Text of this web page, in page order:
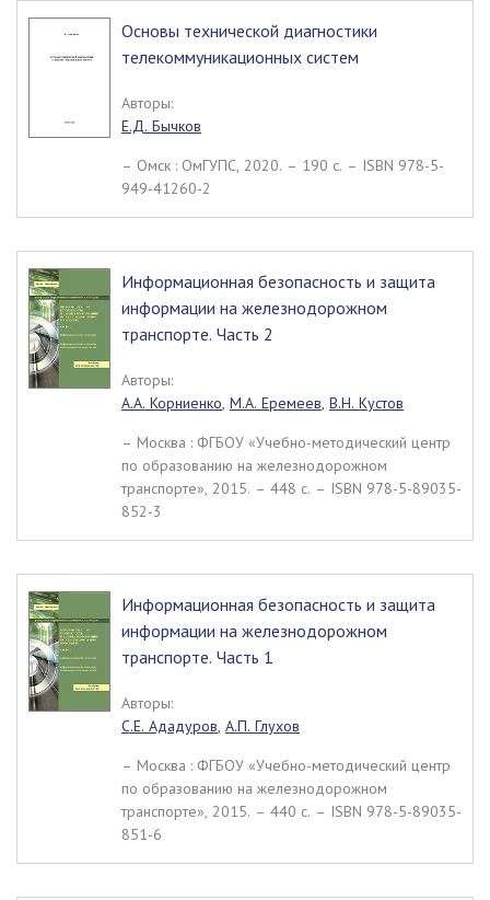
Основы технической диагностики
телекоммуникационных систем
Авторы:
Е.Д. Бычков
– Омск : ОмГУПС, 2020. – 190 c. – ISBN 978-5-
949-41260-2
Информационная безопасность и защита
информации на железнодорожном
транспорте. Часть 2
Авторы:
А.А. Корниенко, М.А. Еремеев, В.Н. Кустов
– Москва : ФГБОУ «Учебно-методический центр
по образованию на железнодорожном
транспорте», 2015. – 448 c. – ISBN 978-5-89035-
852-3
Информационная безопасность и защита
информации на железнодорожном
транспорте. Часть 1
Авторы:
С.Е. Ададуров, А.П. Глухов
– Москва : ФГБОУ «Учебно-методический центр
по образованию на железнодорожном
транспорте», 2015. – 440 c. – ISBN 978-5-89035-
851-6